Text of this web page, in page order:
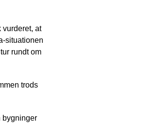
vurderet, at
situationen
rundt om
trods
bygninger